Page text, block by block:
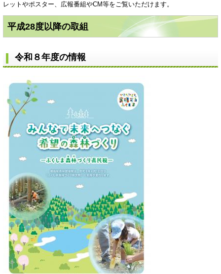
レットやポスター、広報番組やCM等をご覧いただけます。
平成28度以降の取組
令和８年度の情報